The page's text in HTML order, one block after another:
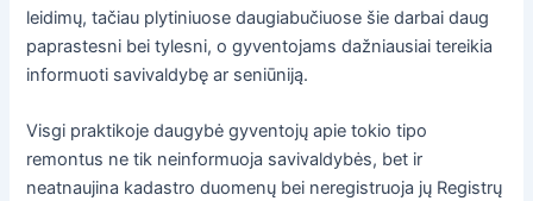
leidimų, tačiau plytiniuose daugiabučiuose šie darbai daug
paprastesni bei tylesni, o gyventojams dažniausiai tereikia
informuoti savivaldybę ar seniūniją.
Visgi praktikoje daugybė gyventojų apie tokio tipo
remontus ne tik neinformuoja savivaldybės, bet ir
neatnaujina kadastro duomenų bei neregistruoja jų Registrų